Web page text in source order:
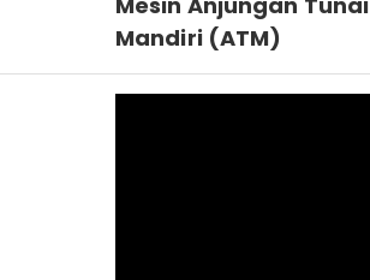
Mandiri (ATM)